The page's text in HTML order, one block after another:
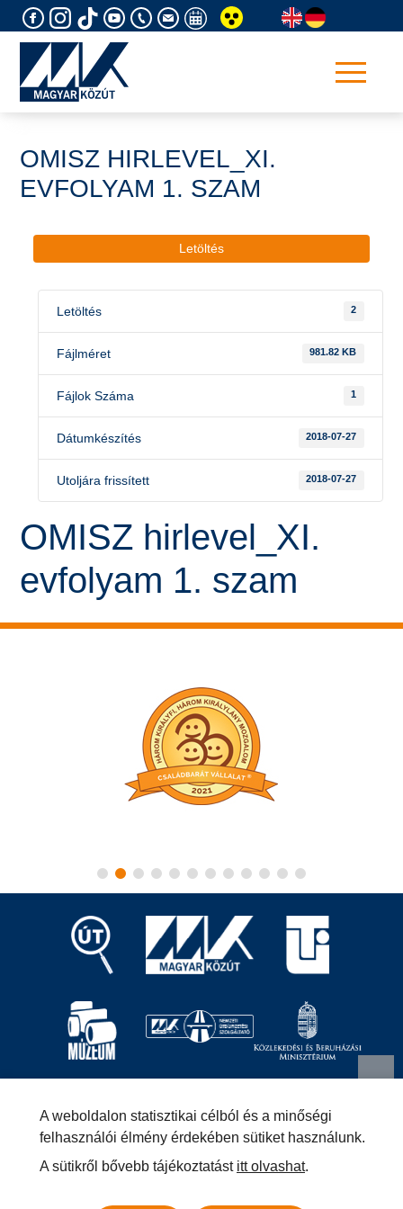
to
OMISZ HIRLEVEL_XI.
EVFOLYAM 1. SZAM
Letöltés
Letöltés 2
Fájlméret 981.82 KB
Fájlok Száma 1
Dátumkészítés 2018-07-27
Utoljára frissített 2018-07-27
OMISZ hirlevel_XI.
evfolyam 1. szam
1024 Budapest, Fényes
Elek utca 7-13.
+36 (1) 819-9000 info@kozut.hu
MKNZRT (KRID: 153207128) Hivatali Kapu
A weboldalon statisztikai célból és a minőségi
felhasználói élmény érdekében sütiket használunk.
A sütikről bővebb tájékoztatást itt olvashat.